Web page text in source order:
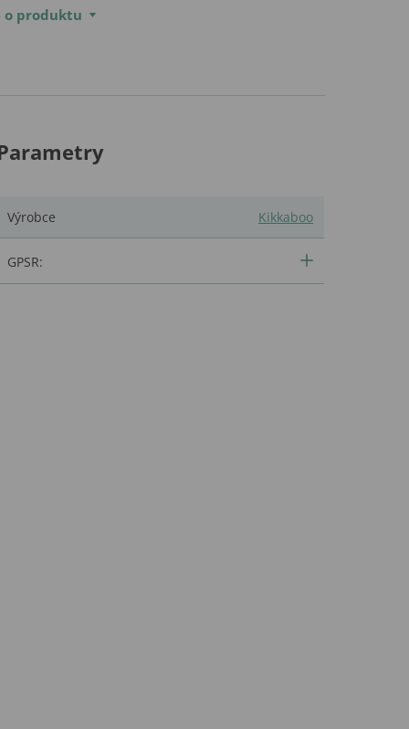
o produktu
Výrobce Kikkaboo
GPSR: